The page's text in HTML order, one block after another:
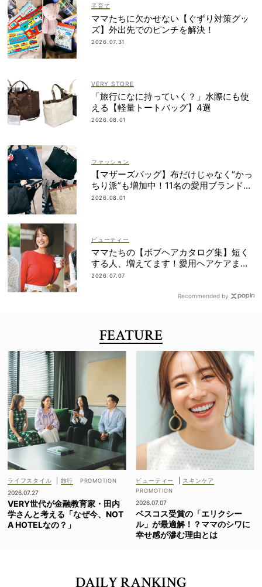
子育て
ママたちに欠かせない【ぐずり対策グッ
ズ】外出先でのピンチを解決！
2026.07.31
VERY STORE
「旅行になに持っていく？」水際にも使
える【軽量トートバッグ】4選
2026.08.01
ファッション
【マザーズバッグ】布だけじゃなく“かっ
ちり派”も増加中！11名の愛用ブランド
は？
2026.08.01
ビューティー
ママたちの【ボブヘアカタログ集】短く
する人、増えてます！愛用ヘアケアまで
全部見せ
2026.07.07
Recommended by
FEATURE
ライフスタイル
旅行
2026.07.27
VERY世代が金融教育家・田内
学さんと考える「なぜ今、NOT
A HOTELなの？」
ビューティー スキンケア
2026.07.07
ベスコス受賞の「エリクシー
ル」が最適解！？ママのシワに
幸せ感が滲む理由とは
DAILY RANKING